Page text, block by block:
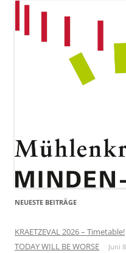
NEUESTE BEITRÄGE
KRAETZEVAL 2026 – Timetable!
TODAY WILL BE WORSE Juni